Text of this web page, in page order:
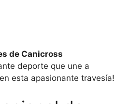
de Canicross
deporte que une a
esta apasionante travesía!